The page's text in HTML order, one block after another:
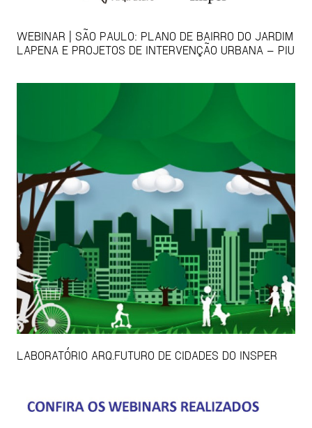
WEBINAR | SÃO PAULO: PLANO DE BAIRRO DO JARDIM
LAPENA E PROJETOS DE INTERVENÇÃO URBANA – PIU
LABORATÓRIO ARQ.FUTURO DE CIDADES DO INSPER